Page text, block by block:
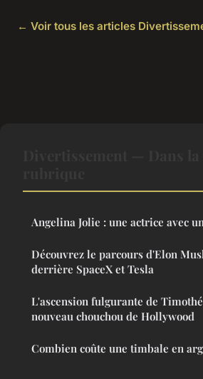
← Voir tous les articles
Angelina Jolie : une actrice avec
Découvrez le parcours d'Elon
derrière SpaceX et Tesla
L'ascension fulgurante de
nouveau chouchou de Hollywood
Combien coûte une timbale en